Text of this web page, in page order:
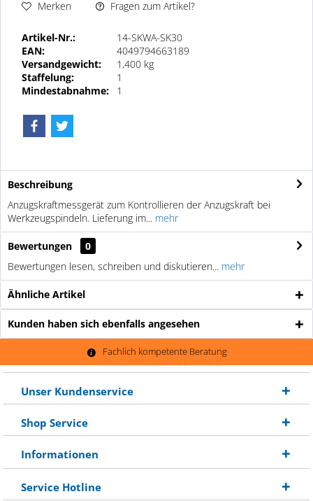
Merken Fragen zum Artikel?
Artikel-Nr.:
14-SKWA-SK30
EAN:
4049794663189
Versandgewicht:
1,400 kg
Staffelung:
1
Mindestabnahme:
1
Beschreibung
Anzugskraftmessgerät zum Kontrollieren der Anzugskraft bei
Werkzeugspindeln. Lieferung im... mehr
Bewertungen
0
Bewertungen lesen, schreiben und diskutieren... mehr
Ähnliche Artikel
Kunden haben sich ebenfalls angesehen
Fachlich kompetente Beratung
Unser Kundenservice
Shop Service
Informationen
Service Hotline